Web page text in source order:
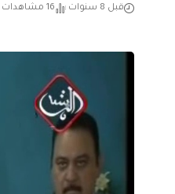
قبل 8 سنوات 16 مشاهدات